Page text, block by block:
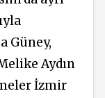
Güney,
Aydın
İzmir